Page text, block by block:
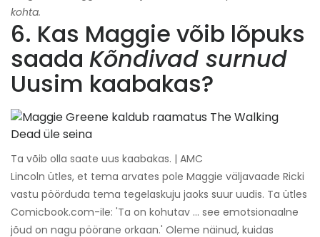
kohta.
6. Kas Maggie võib lõpuks
saada Kõndivad surnud
Uusim kaabakas?
Ta võib olla saate uus kaabakas. | AMC
Lincoln ütles, et tema arvates pole Maggie väljavaade Ricki
vastu pöörduda tema tegelaskuju jaoks suur uudis. Ta ütles
Comicbook.com-ile: 'Ta on kohutav ... see emotsionaalne
jõud on nagu pöörane orkaan.' Oleme näinud, kuidas